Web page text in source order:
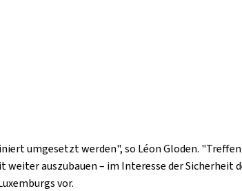
umgesetzt werden", so Léon Gloden.
auszubauen – im Interesse der Sicherheit
vor.